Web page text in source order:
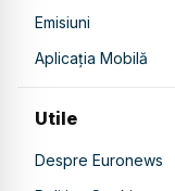
Emisiuni
Aplicația Mobilă
Utile
Despre Euronews